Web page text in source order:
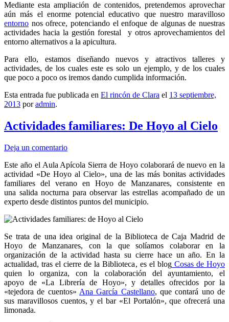
Mediante esta ampliación de contenidos, pretendemos aprovechar
aún más el enorme potencial educativo que nuestro maravilloso
entorno nos ofrece, potenciando el enfoque de algunas de nuestras
actividades hacia la gestión forestal y otros aprovechamientos del
entorno alternativos a la apicultura.
Para ello, estamos diseñando nuevos y atractivos talleres y
actividades, de los cuales este es solo un ejemplo, y de los cuales
que poco a poco os iremos dando cumplida información.
Esta entrada fue publicada en El rincón de Clara el 13 septiembre,
2013 poradmin.
Actividades familiares: De Hoyo al Cielo
Deja un comentario
Este año el Aula Apícola Sierra de Hoyo colaborará de nuevo en la
actividad «De Hoyo al Cielo», una de las más bonitas actividades
familiares del verano en Hoyo de Manzanares, consistente en
una salida nocturna para observar las estrellas acompañado de un
experto desde distintos puntos del municipio.
Se trata de una idea original de la Biblioteca de Caja Madrid de
Hoyo de Manzanares, con la que solíamos colaborar en la
organización de la actividad hasta su cierre hace un año. En la
actualidad, tras el cierre de la Biblioteca, es el blogCosas de Hoyo
quien lo organiza, con la colaboración del ayuntamiento, el
apoyo de «La Librería de Hoyo», y detalles ofrecidos por la
«tejedora de cuentos» Ana García Castellano, que contará uno de
sus maravillosos cuentos, y el bar «El Portalón», que ofrecerá una
limonada.